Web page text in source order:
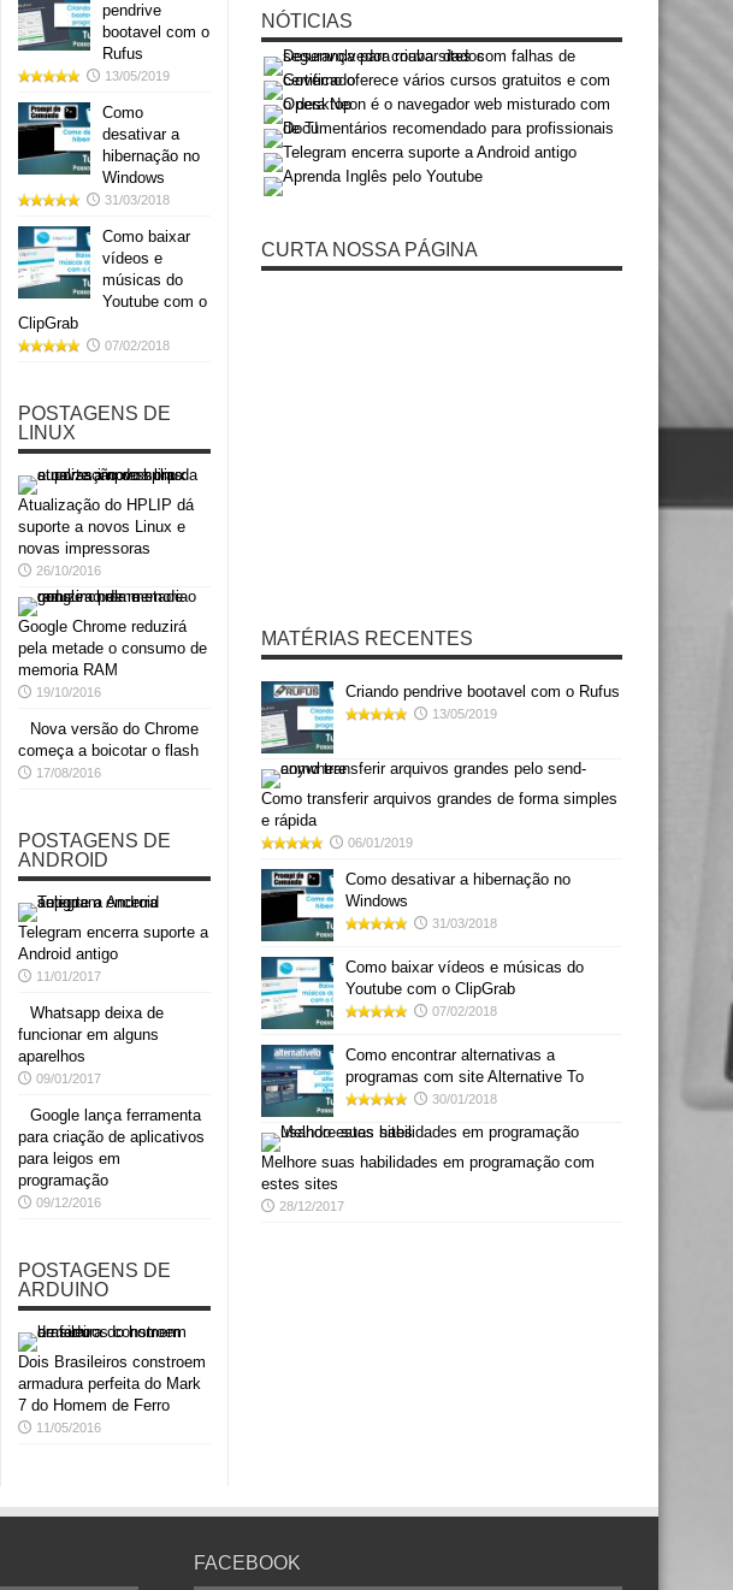
pendrive
bootavel com o
Rufus
13/05/2019
Como
desativar a
hibernação no
Windows
31/03/2018
Como baixar
vídeos e
músicas do
Youtube com o
ClipGrab
07/02/2018
POSTAGENS DE
LINUX
Atualização do HPLIP dá
suporte a novos Linux e
novas impressoras
26/10/2016
Google Chrome reduzirá
pela metade o consumo de
memoria RAM
19/10/2016
Nova versão do Chrome
começa a boicotar o flash
17/08/2016
POSTAGENS DE
ANDROID
Telegram encerra suporte a
Android antigo
11/01/2017
Whatsapp deixa de
funcionar em alguns
aparelhos
09/01/2017
Google lança ferramenta
para criação de aplicativos
para leigos em
programação
09/12/2016
POSTAGENS DE
ARDUINO
Dois Brasileiros constroem
armadura perfeita do Mark
7 do Homem de Ferro
11/05/2016
NÓTICIAS
CURTA NOSSA PÁGINA
MATÉRIAS RECENTES
Criando pendrive bootavel com o Rufus
13/05/2019
Como transferir arquivos grandes de forma simples
e rápida
06/01/2019
Como desativar a hibernação no
Windows
31/03/2018
Como baixar vídeos e músicas do
Youtube com o ClipGrab
07/02/2018
Como encontrar alternativas a
programas com site Alternative To
30/01/2018
Melhore suas habilidades em programação com
estes sites
28/12/2017
FACEBOOK